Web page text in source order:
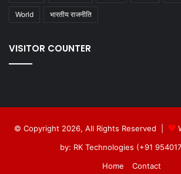
World भारतीय राजनीति
VISITOR COUNTER
© Copyright 2026, All Rights Reserved |
by: RK Technologies (+91
Home
Contact